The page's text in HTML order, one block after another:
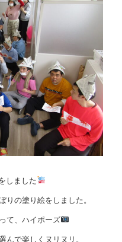
しました
りの塗り絵をしました。
て、ハイポーズ
んで楽しくヌリヌリ。